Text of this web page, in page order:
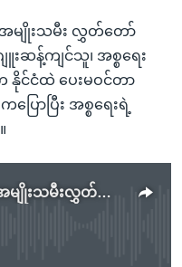
မျိုးသမီး လွှတ်တော်
ဆန့်ကျင်သူ၊ အစ္စရေး
နိုင်ငံထဲ ပေးမဝင်တာ
ောပြီး အစ္စရေးရဲ့
ပြည်ဝင်ခွင့်ငြင်းပယ်ခံရသူ ကန် အမျိုးသမီးလွှတ်တော်အမတ် အစ္စရေးပြန်လက်ခံ
available